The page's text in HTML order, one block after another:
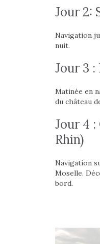
Jour 2:
Navigation
nuit.
Jour 3 :
Matinée en
du château
Jour 4
Rhin)
Navigation
Moselle.
bord.